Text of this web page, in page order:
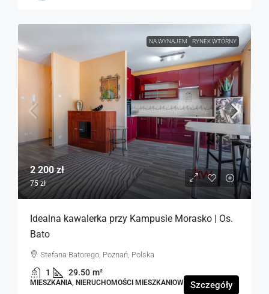
NA WYNAJEM RYNEK WTÓRNY
2 200 zł
75 zł
Idealna kawalerka przy Kampusie Morasko | Os.
Bato
Stefana Batorego, Poznań, Polska
1 29.50 m²
MIESZKANIA, NIERUCHOMOŚCI MIESZKANIOWE Szczegóły